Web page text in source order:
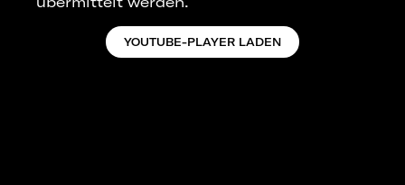
YOUTUBE-PLAYER LADEN